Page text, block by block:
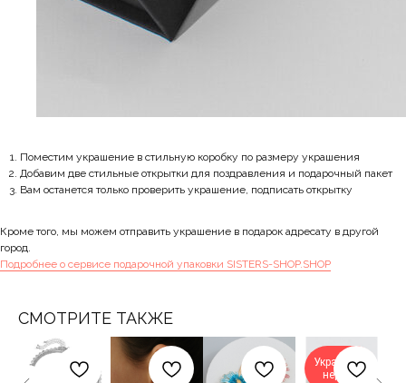
Поместим украшение в стильную коробку по размеру украшения
Добавим две стильные открытки для поздравления и подарочный пакет
Вам останется только проверить украшение, подписать открытку
Кроме того, мы можем отправить украшение в подарок адресату в другой
город.
Подробнее о сервисе подарочной упаковки SISTERS-SHOP.SHOP
СМОТРИТЕ ТАКЖЕ
Украшение
недели